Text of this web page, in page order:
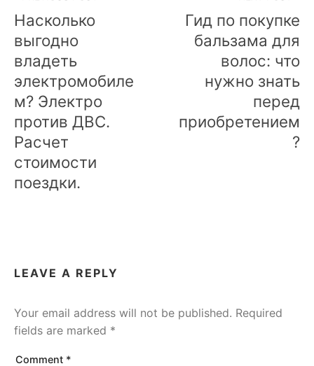
navigation
Насколько
выгодно
владеть
электромобиле
м? Электро
против ДВС.
Расчет
стоимости
поездки.
Гид по покупке
бальзама для
волос: что
нужно знать
перед
приобретением
?
LEAVE A REPLY
Your email address will not be published. Required
fields are marked *
Comment *